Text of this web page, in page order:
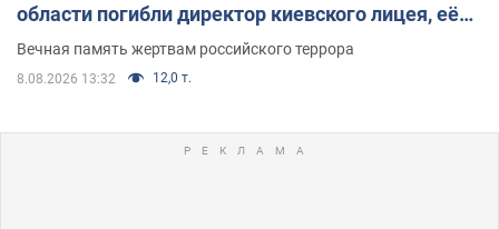
области погибли директор киевского лицея, её
муж и внук
Вечная память жертвам российского террора
8.08.2026 13:32 12,0 т.